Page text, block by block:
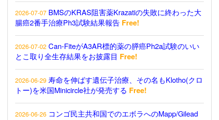
2026-07-07 BMSのKRAS阻害薬Krazatiの失敗に終わった大
腸癌2番手治療Ph3試験結果報告 Free!
2026-07-02 Can-FiteがA3AR標的薬の膵癌Ph2a試験のいい
とこ取り全生存結果をお披露目 Free!
2026-06-29 寿命を伸ばす遺伝子治療、その名もKlotho(クロ
トー)を米国Minicircle社が発売する Free!
2026-06-26 コンゴ民主共和国でのエボラへのMapp/Gilead